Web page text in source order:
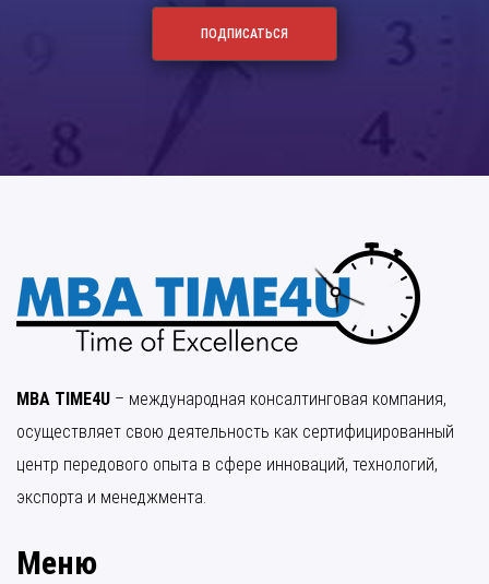
MBA TIME4U – международная консалтинговая компания,
осуществляет свою деятельность как сертифицированный
центр передового опыта в сфере инноваций, технологий,
экспорта и менеджмента.
Меню